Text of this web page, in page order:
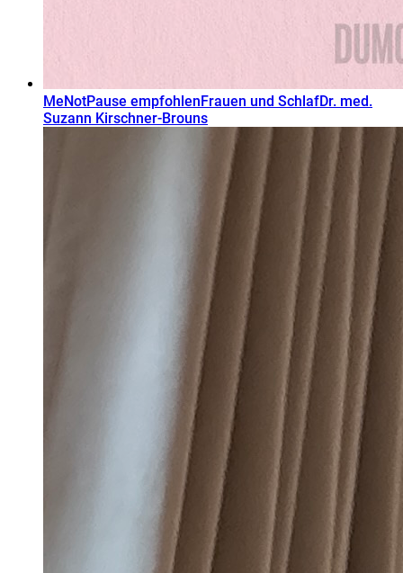
MeNotPause empfohlenFrauen und SchlafDr. med.
Suzann Kirschner-Brouns